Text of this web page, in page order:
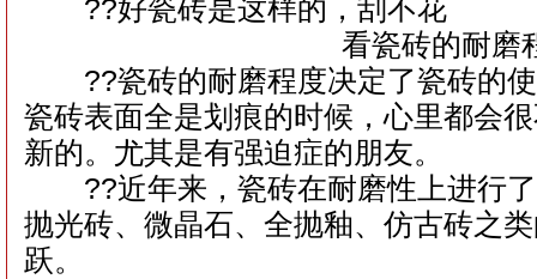
??好瓷砖是这样的，刮不花
看瓷砖的耐磨
??瓷砖的耐磨程度决定了瓷砖的使
瓷砖表面全是划痕的时候，心里都会
新的。尤其是有强迫症的朋友。
??近年来，瓷砖在耐磨性上进行了
抛光砖、微晶石、全抛釉、仿古砖之
跃。